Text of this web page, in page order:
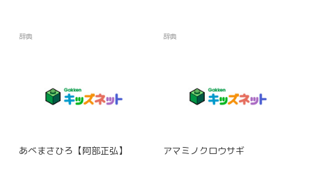
辞典 辞典
あべまさひろ【阿部正弘】 アマミノクロウサギ